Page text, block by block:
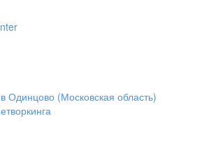
Одинцово (Московская область)